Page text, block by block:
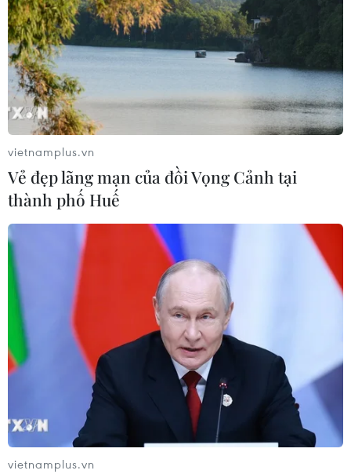
Dàn Hoa hậu "thị phạm" tại
casting Tuần lễ thời trang Quốc tế
Việt Nam 2026
25/05/2026 07:02
Xem thêm
CƠ QUAN CHỦ QUẢN: THÔNG TẤN XÃ VIỆT NAM
Tổng Biên tập: TRẦN TIẾN DUẨN
Phó Tổng Biên tập: NGUYỄN THỊ TÁM, KHÚC THANH
THỦY
Sở hữu trí tuệ
Quy định sử dụng
Hỗ trợ
Ngôn ngữ
TTXVN
Dịch vụ tin
vietnamplus.vn
Vẻ đẹp lãng mạn của đồi Vọng Cảnh tại
thành phố Huế
vietnamplus.vn